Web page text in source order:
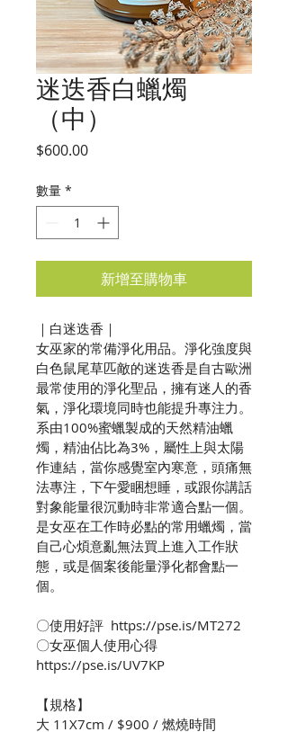
迷迭香白蠟燭
（中）
$600.00價
數量 *
新增至購物車
｜白迷迭香｜
女巫家的常備淨化用品。淨化強度與
白色鼠尾草匹敵的迷迭香是自古歐洲
最常使用的淨化聖品，擁有迷人的香
氣，淨化環境同時也能提升專注力。
系由100%蜜蠟製成的天然精油蠟
燭，精油佔比為3%，屬性上與太陽
作連結，當你感覺室內寒意，頭痛無
法專注，下午愛睏想睡，或跟你講話
對象能量很沉動時非常適合點一個。
是女巫在工作時必點的常用蠟燭，當
自己心煩意亂無法買上進入工作狀
態，或是個案後能量淨化都會點一
個。
〇使用好評  https://pse.is/MT272
〇女巫個人使用心得
https://pse.is/UV7KP
【規格】
大 11X7cm / $900 / 燃燒時間